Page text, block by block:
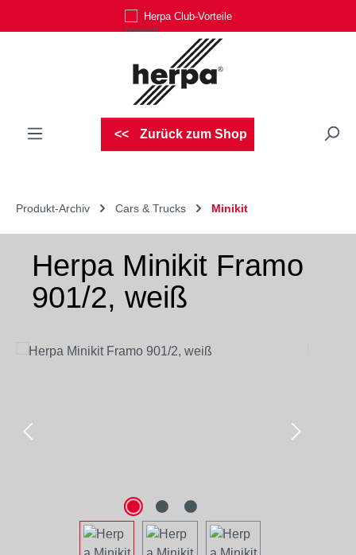
Zum Hauptinhalt springenHerpa Club-Vorteile
Zurück zum Shop
Produkt-Archiv Cars & Trucks Minikit
Herpa Minikit Framo
901/2, weiß
Bildergalerie überspringen